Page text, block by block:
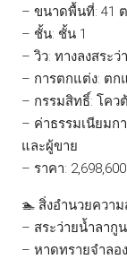
– ขนาดพื้นที่: 41
– ชั้น: ชั้น 1
– วิว: ทางลงสระว่
– การตกแต่ง: ตก
– กรรมสิทธิ์: โคว
– ค่าธรรมเนียมก
และผู้ขาย
– ราคา:
🏊 สิ่งอำนวยควา
– สระว่ายน้ำลากู
– หาดทรายจำลอ